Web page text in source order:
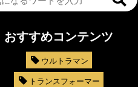
おすすめコンテンツ
ウルトラマン
トランスフォーマー